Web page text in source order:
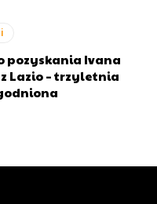
pozyskania Ivana
Lazio – trzyletnia